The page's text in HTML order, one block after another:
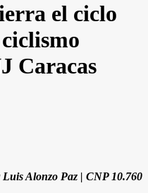
el ciclo
Caracas
Luis Alonzo Paz | CNP 10.760